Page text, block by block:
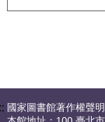
國家圖書館著作權聲